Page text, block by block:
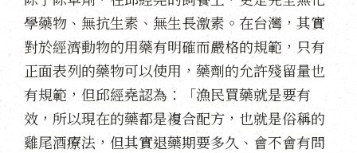
學藥物、無抗生素、無生長激素。在台灣，其實
對於經濟動物的用藥有明確而嚴格的規範，只有
正面表列的藥物可以使用，藥劑的允許殘留量也
有規範，但邱經堯認為：「漁民買藥就是要有
效，所以現在的藥都是複合配方，也就是俗稱的
雞尾酒療法，但其實退藥期要多久、會不會有問